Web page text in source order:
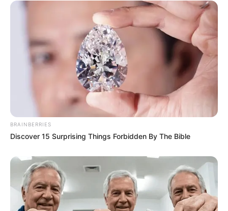
ดวงรายวัน 2 กันยายน 2565
2 ก.ย. 2022
BRAINBERRIES
Discover 15 Surprising Things Forbidden By The Bible